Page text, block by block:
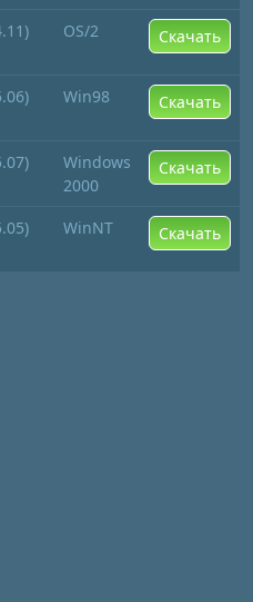
OS/2 Скачать
Win98 Скачать
Windows
2000
Скачать
WinNT Скачать